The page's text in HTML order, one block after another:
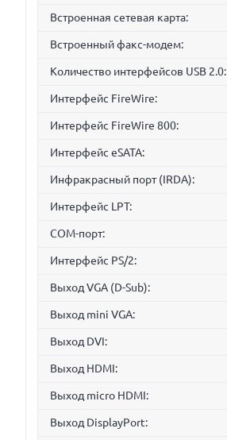
Встроенная сетевая карта:
Встроенный факс-модем:
Количество интерфейсов USB 2.0:
Интерфейс FireWire:
Интерфейс FireWire 800:
Интерфейс eSATA:
Инфракрасный порт (IRDA):
Интерфейс LPT:
COM-порт:
Интерфейс PS/2:
Выход VGA (D-Sub):
Выход mini VGA:
Выход DVI:
Выход HDMI:
Выход micro HDMI:
Выход DisplayPort: